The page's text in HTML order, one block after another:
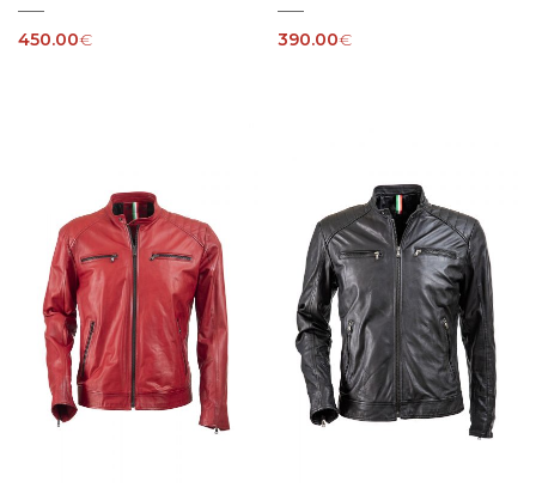
450.00€ 390.00€